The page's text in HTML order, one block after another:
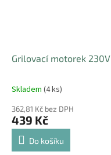
Grilovací motorek 230V
Skladem (4 ks)
362,81 Kč bez DPH
439 Kč
Do košíku